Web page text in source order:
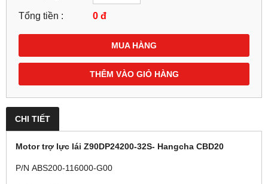
Tổng tiền : 0 đ
MUA HÀNG
THÊM VÀO GIỎ HÀNG
CHI TIẾT
Motor trợ lực lái Z90DP24200-32S- Hangcha CBD20
P/N ABS200-116000-G00